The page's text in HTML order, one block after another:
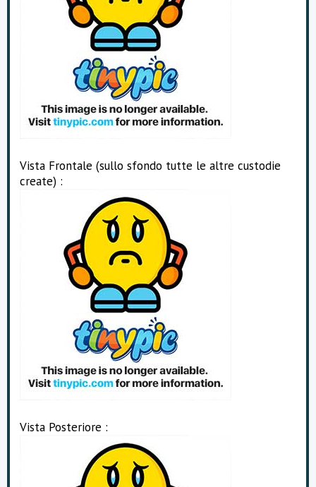
Vista Frontale (sullo sfondo tutte le altre custodie
create) :
Vista Posteriore :